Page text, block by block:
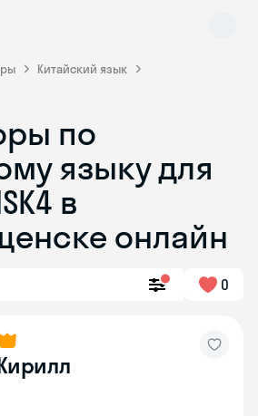
Китайский язык
по
языку для
в
онлайн
0